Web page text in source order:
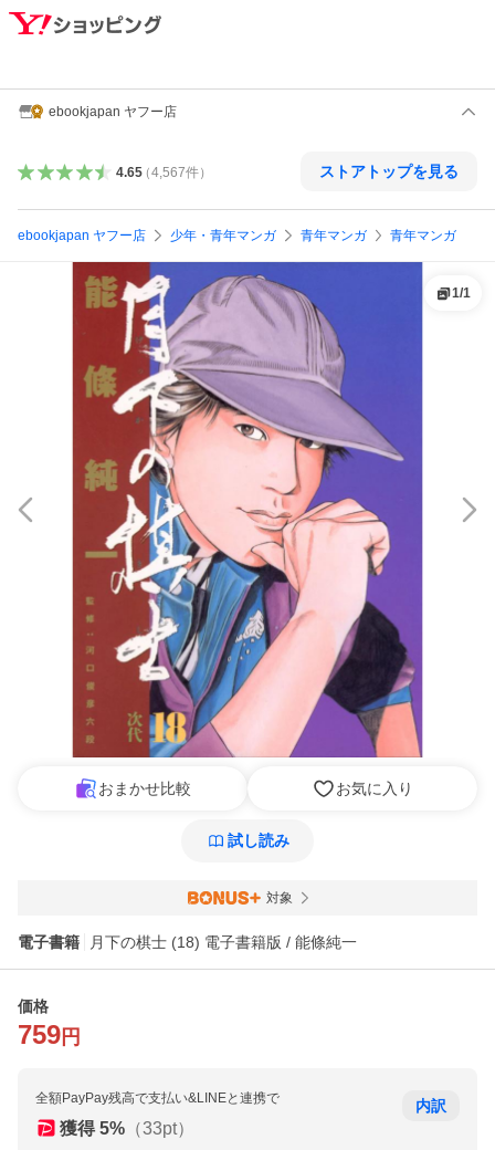
ebookjapan ヤフー店
4.65（4,567件） ストアトップを見る
ebookjapan ヤフー店 少年・青年マンガ 青年マンガ 青年マンガ
1/1
おまかせ比較 お気に入り
試し読み
対象
電子書籍 月下の棋士 (18) 電子書籍版 / 能條純一
価格
759 円
全額PayPay残高で支払い&LINEと連携で
獲得 5% （33pt）
内訳